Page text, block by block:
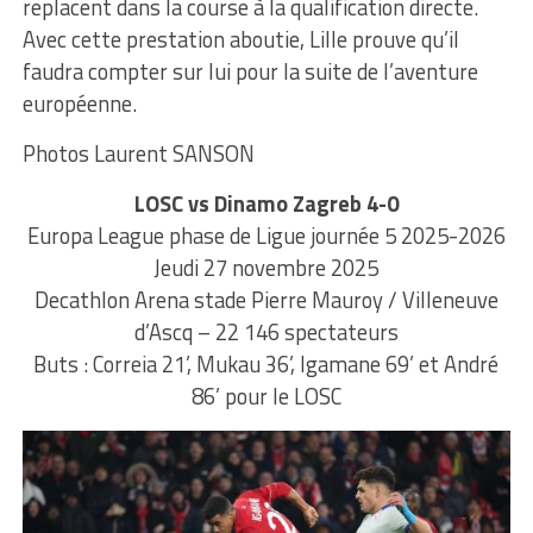
replacent dans la course à la qualification directe.
Avec cette prestation aboutie, Lille prouve qu’il
faudra compter sur lui pour la suite de l’aventure
européenne.
Photos Laurent SANSON
LOSC vs Dinamo Zagreb 4-0
Europa League phase de Ligue journée 5 2025-2026
Jeudi 27 novembre 2025
Decathlon Arena stade Pierre Mauroy / Villeneuve
d’Ascq – 22 146 spectateurs
Buts : Correia 21’, Mukau 36’, Igamane 69’ et André
86’ pour le LOSC